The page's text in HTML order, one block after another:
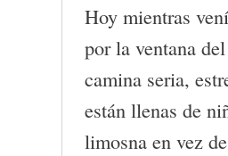
Hoy mientras
por la ventana
camina seria,
están llenas de
limosna en vez